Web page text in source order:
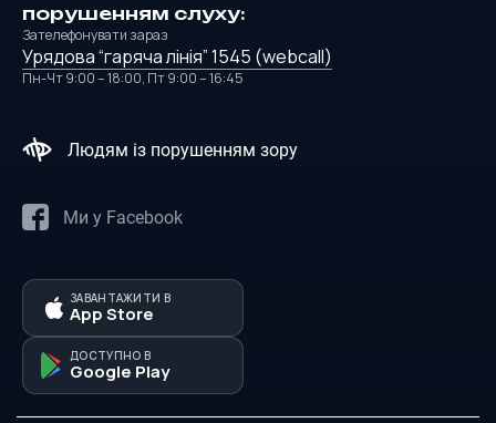
порушенням слуху:
Зателефонувати зараз
Урядова “гаряча лінія” 1545 (webcall)
Пн-Чт 9:00 – 18:00, Пт 9:00 – 16:45
Ми у Facebook
ЗАВАНТАЖИТИ В
App Store
ДОСТУПНО В
Google Play